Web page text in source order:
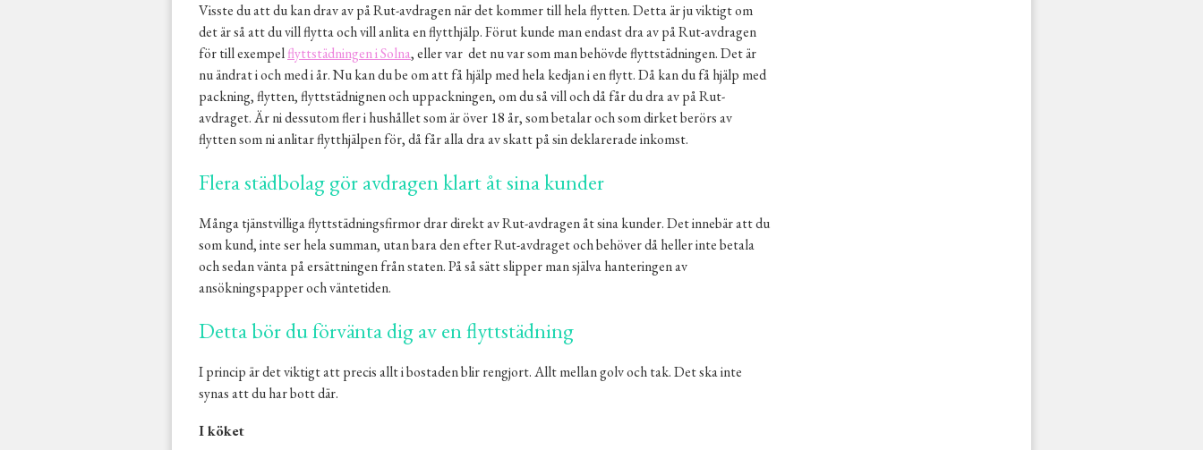
Visste du att du kan drav av på Rut-avdragen när det kommer till hela flytten. Detta är ju viktigt om
det är så att du vill flytta och vill anlita en flytthjälp. Förut kunde man endast dra av på Rut-avdragen
för till exempelflyttstädningen i Solna, eller var det nu var som man behövde flyttstädningen. Det är
nu ändrat i och med i år. Nu kan du be om att få hjälp med hela kedjan i en flytt. Då kan du få hjälp med
packning, flytten, flyttstädnignen och uppackningen, om du så vill och då får du dra av på Rut-
avdraget. Är ni dessutom fler i hushållet som är över 18 år, som betalar och som dirket berörs av
flytten som ni anlitar flytthjälpen för, då får alla dra av skatt på sin deklarerade inkomst.
Flera städbolag gör avdragen klart åt sina kunder
Många tjänstvilliga flyttstädningsfirmor drar direkt av Rut-avdragen åt sina kunder. Det innebär att du
som kund, inte ser hela summan, utan bara den efter Rut-avdraget och behöver då heller inte betala
och sedan vänta på ersättningen från staten. På så sätt slipper man själva hanteringen av
ansökningspapper och väntetiden.
Detta bör du förvänta dig av en flyttstädning
I princip är det viktigt att precis allt i bostaden blir rengjort. Allt mellan golv och tak. Det ska inte
synas att du har bott där.
I köket